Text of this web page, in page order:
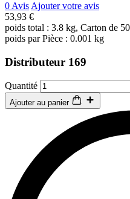
0 Avis Ajouter votre avis
53,93 €
poids total : 3.8 kg, Carton de
poids par Pièce : 0.001 kg
Distributeur 169
Quantité
Ajouter au panier